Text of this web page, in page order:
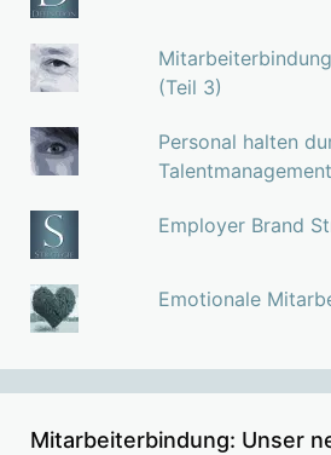
(Teil 3)
Personal halten
Talentmanagement
Employer Brand
Emotionale
Mitarbeiterbindung: Unser